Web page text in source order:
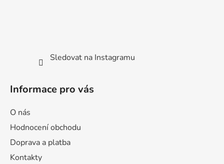
Sledovat na Instagramu
Informace pro vás
O nás
Hodnocení obchodu
Doprava a platba
Kontakty